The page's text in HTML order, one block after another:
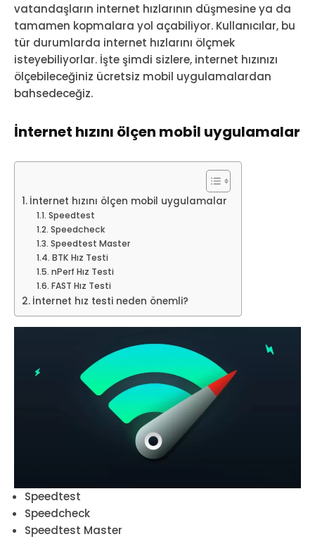
vatandaşların internet hızlarının düşmesine ya da
tamamen kopmalara yol açabiliyor. Kullanıcılar, bu
tür durumlarda internet hızlarını ölçmek
isteyebiliyorlar. İşte şimdi sizlere, internet hızınızı
ölçebileceğiniz ücretsiz mobil uygulamalardan
bahsedeceğiz.
İnternet hızını ölçen mobil uygulamalar
İnternet hızını ölçen mobil uygulamalar
Speedtest
Speedcheck
Speedtest Master
BTK Hız Testi
nPerf Hız Testi
FAST Hız Testi
İnternet hız testi neden önemli?
Speedtest
Speedcheck
Speedtest Master